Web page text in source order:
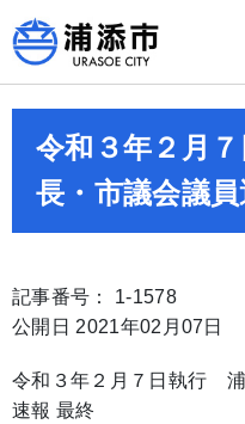
令和３年２月
長・市議会議
記事番号： 1-1578
公開日 2021年02月07日
令和３年２月７日執行
速報 最終